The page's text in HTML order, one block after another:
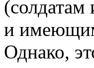
и
Однако,